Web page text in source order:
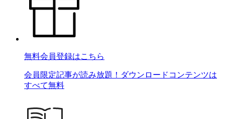
無料会員登録はこちら
会員限定記事が読み放題！ダウンロードコンテンツは
すべて無料